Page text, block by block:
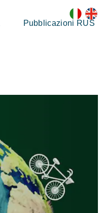
Pubblicazioni RUS